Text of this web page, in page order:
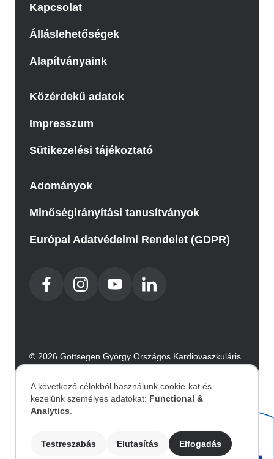
Kapcsolat
Álláslehetőségek
Alapítványaink
Közérdekű adatok
Impresszum
Sütikezelési tájékoztató
Adományok
Minőségirányítási tanusítványok
Európai Adatvédelmi Rendelet (GDPR)
© 2026 Gottsegen György Országos Kardiovaszkuláris
Intézet. Minden jog fenntartva.
Image
Személyes
adatok
A következő célokból használunk cookie-kat és
kezelünk személyes adatokat: Functional &
Analytics
Testreszabás Elutasítás Elfogadás